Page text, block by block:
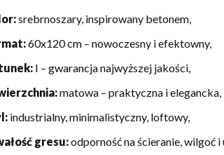
srebrnoszary, inspirowany betonem,
60x120 cm – nowoczesny i efektowny,
I – gwarancja najwyższej jakości,
matowa – praktyczna i elegancka,
industrialny, minimalistyczny, loftowy,
gresu:odporność na ścieranie, wilgoć i